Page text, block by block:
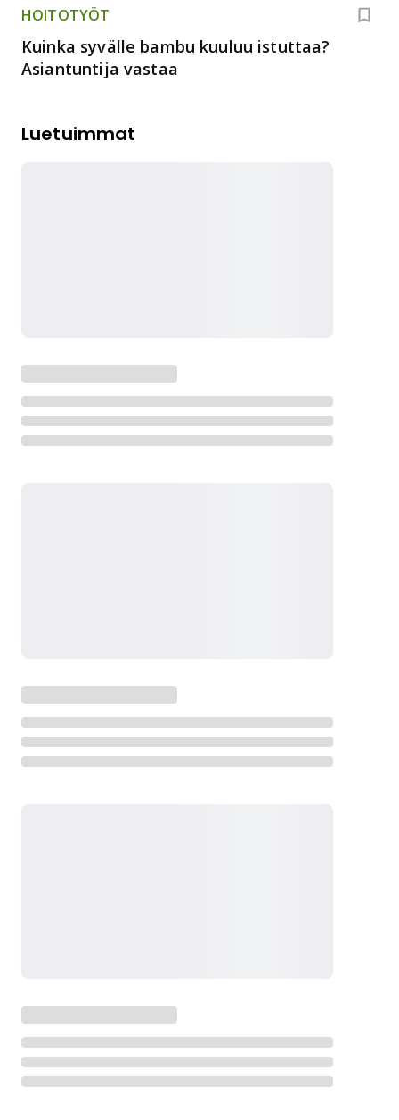
HOITOTYÖT
Kuinka syvälle bambu kuuluu istuttaa?
Asiantuntija vastaa
Luetuimmat